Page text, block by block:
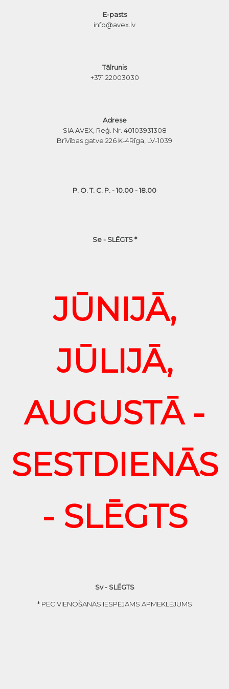
E-pasts
info@avex.lv
Tālrunis
+371 22003030
Adrese
SIA AVEX, Reģ. Nr. 40103931308
Brīvības gatve 226 K-4Rīga, LV-1039
P. O. T. C. P. - 10.00 - 18.00
Se - SLĒGTS *
JŪNIJĀ,
JŪLIJĀ,
AUGUSTĀ -
SESTDIENĀS
- SLĒGTS
Sv - SLĒGTS
* PĒC VIENOŠANĀS IESPĒJAMS APMEKLĒJUMS